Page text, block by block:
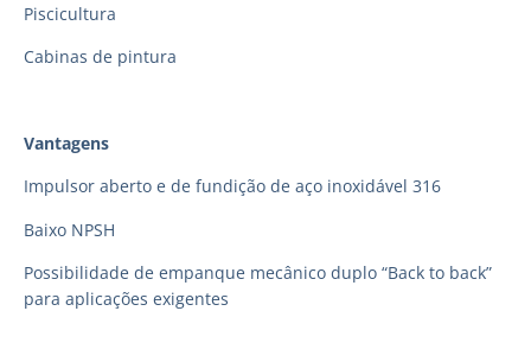
Piscicultura
Cabinas de pintura
Vantagens
Impulsor aberto e de fundição de aço inoxidável 316
Baixo NPSH
Possibilidade de empanque mecânico duplo “Back to back”
para aplicações exigentes